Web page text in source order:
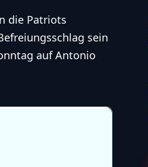
die Patriots
sein
auf Antonio